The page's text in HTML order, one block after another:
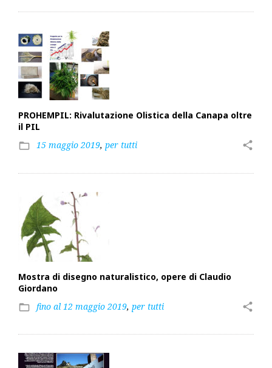
PROHEMPIL: Rivalutazione Olistica della Canapa oltre
il PIL
folder_open 15 maggio 2019, per tutti share
Mostra di disegno naturalistico, opere di Claudio
Giordano
folder_open fino al 12 maggio 2019, per tutti share